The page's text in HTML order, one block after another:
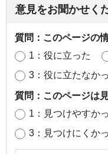
意見をお聞かせく
質問：このページの
1：役に立った
3：役に立たなか
質問：このページは
1：見つけやすか
3：見つけにくか